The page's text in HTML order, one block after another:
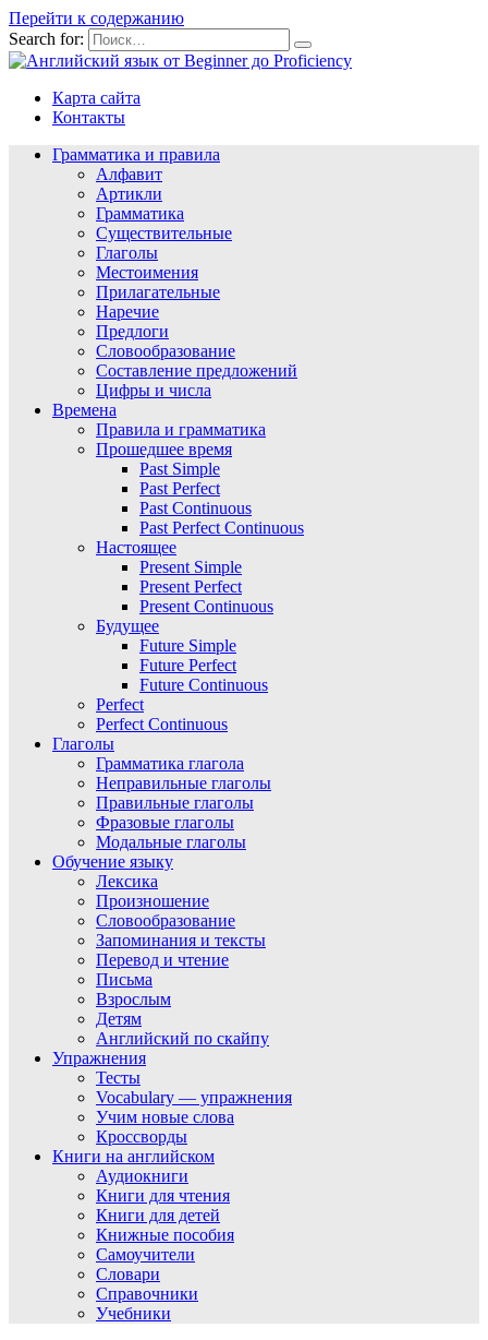
Перейти к содержанию
Search for:
Карта сайта
Контакты
Грамматика и правила
Алфавит
Артикли
Грамматика
Существительные
Глаголы
Местоимения
Прилагательные
Наречие
Предлоги
Словообразование
Составление предложений
Цифры и числа
Времена
Правила и грамматика
Прошедшее время
Past Simple
Past Perfect
Past Continuous
Past Perfect Continuous
Настоящее
Present Simple
Present Perfect
Present Continuous
Будущее
Future Simple
Future Perfect
Future Continuous
Perfect
Perfect Continuous
Глаголы
Грамматика глагола
Неправильные глаголы
Правильные глаголы
Фразовые глаголы
Модальные глаголы
Обучение языку
Лексика
Произношение
Словообразование
Запоминания и тексты
Перевод и чтение
Письма
Взрослым
Детям
Английский по скайпу
Упражнения
Тесты
Vocabulary — упражнения
Учим новые слова
Кроссворды
Книги на английском
Аудиокниги
Книги для чтения
Книги для детей
Книжные пособия
Самоучители
Словари
Справочники
Учебники